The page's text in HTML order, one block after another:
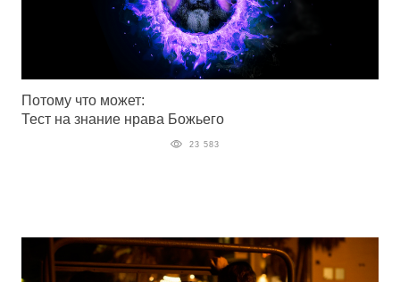
Потому что может:
Тест на знание нрава Божьего
23 583